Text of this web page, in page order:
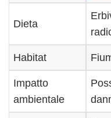
Dieta
Habitat
Impatto
ambientale